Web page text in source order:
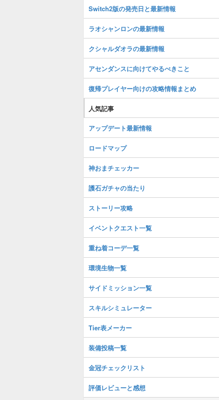
Switch2版の発売日と最新情報
ラオシャンロンの最新情報
クシャルダオラの最新情報
アセンダンスに向けてやるべきこと
復帰プレイヤー向けの攻略情報まとめ
人気記事
アップデート最新情報
ロードマップ
神おまチェッカー
護石ガチャの当たり
ストーリー攻略
イベントクエスト一覧
重ね着コーデ一覧
環境生物一覧
サイドミッション一覧
スキルシミュレーター
Tier表メーカー
装備投稿一覧
金冠チェックリスト
評価レビューと感想